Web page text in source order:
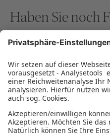
Haben Sie noch
Unsere
gerne Ihre Fragen zu den
Nachfolge, Wachstum
BERATUNG